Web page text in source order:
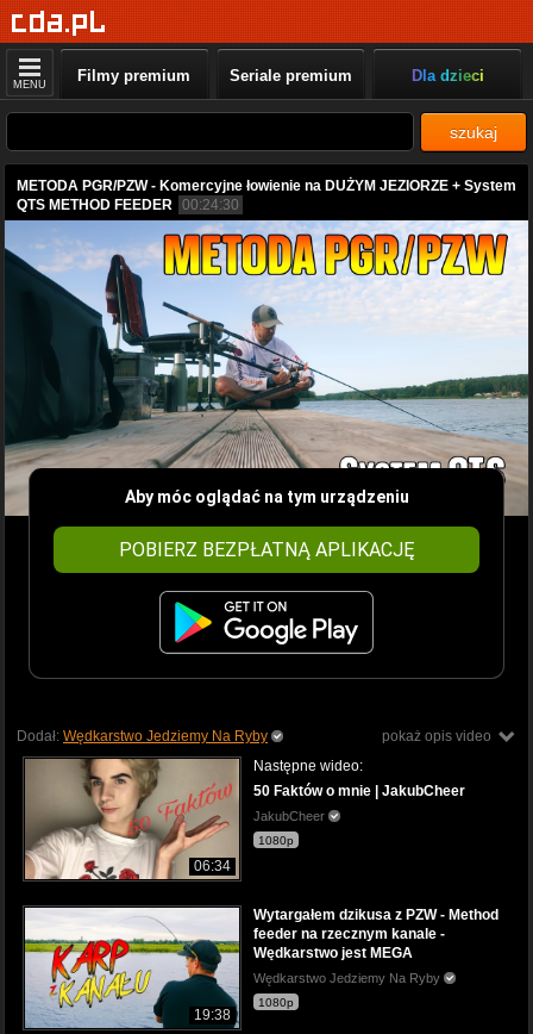
MENU Filmy premium Seriale premium Dla dzieci
szukaj
METODA PGR/PZW - Komercyjne łowienie na DUŻYM JEZIORZE + System
QTS METHOD FEEDER 00:24:30
Aby móc oglądać na tym urządzeniu
POBIERZ BEZPŁATNĄ APLIKACJĘ
pokaż opis video
Dodał: Wędkarstwo Jedziemy Na Ryby
06:34
Następne wideo:
50 Faktów o mnie | JakubCheer
JakubCheer
1080p
19:38
Wytargałem dzikusa z PZW - Method
feeder na rzecznym kanale -
Wędkarstwo jest MEGA
Wędkarstwo Jedziemy Na Ryby
1080p